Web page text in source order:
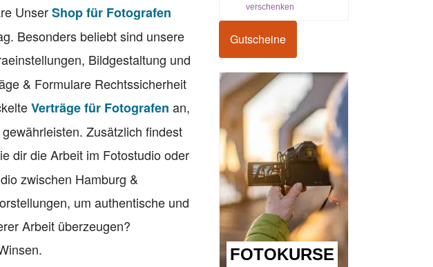
UnserShop für Fotografen
Besonders beliebt sind unsere
Bildgestaltung und
& Formulare Rechtssicherheit
Verträge für Fotografen an,
Zusätzlich findest
dir die Arbeit im Fotostudio oder
zwischen Hamburg &
um authentische und
Arbeit überzeugen?
verschenken
Gutscheine
FOTOKURSE